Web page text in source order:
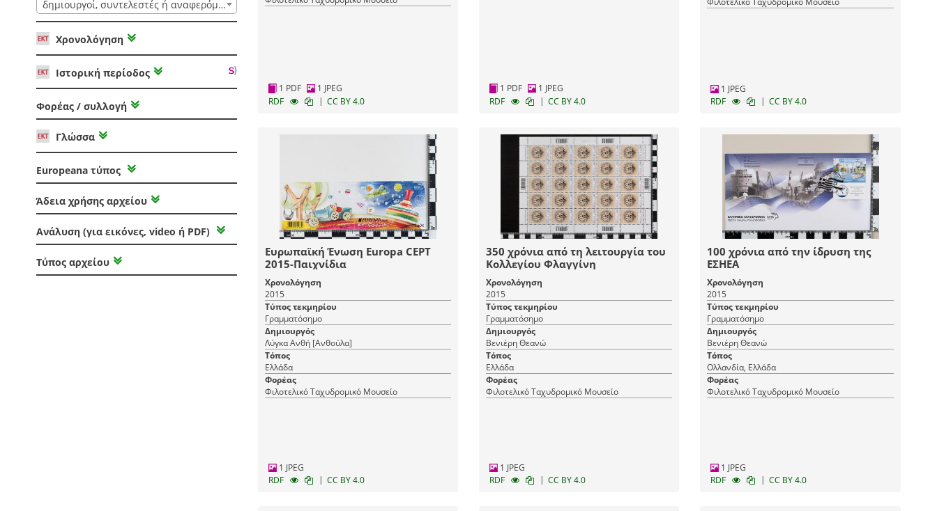
δημιουργοί, συντελεστές ή αναφερόμενοι
Χρονολόγηση
Ιστορική περίοδος
Φορέας / συλλογή
Γλώσσα
Europeana τύπος
Άδεια χρήσης αρχείου
Ανάλυση (για εικόνες, video ή PDF)
Τύπος αρχείου
1 PDF
1 JPEG
RDF
| CC BY 4.0
1 PDF
1 JPEG
RDF
| CC BY 4.0
1 JPEG
RDF
| CC BY 4.0
Ευρωπαϊκή Ένωση Europa CEPT
2015-Παιχνίδια
Χρονολόγηση
2015
Τύπος τεκμηρίου
Γραμματόσημο
Δημιουργός
Λύγκα Ανθή [Ανθούλα]
Τόπος
Ελλάδα
Φορέας
Φιλοτελικό Ταχυδρομικό Μουσείο
1 JPEG
RDF
| CC BY 4.0
350 χρόνια από τη λειτουργία του
Κολλεγίου Φλαγγίνη
Χρονολόγηση
2015
Τύπος τεκμηρίου
Γραμματόσημο
Δημιουργός
Βενιέρη Θεανώ
Τόπος
Ελλάδα
Φορέας
Φιλοτελικό Ταχυδρομικό Μουσείο
1 JPEG
RDF
| CC BY 4.0
100 χρόνια από την ίδρυση της
ΕΣΗΕΑ
Χρονολόγηση
2015
Τύπος τεκμηρίου
Γραμματόσημο
Δημιουργός
Βενιέρη Θεανώ
Τόπος
Ολλανδία, Ελλάδα
Φορέας
Φιλοτελικό Ταχυδρομικό Μουσείο
1 JPEG
RDF
| CC BY 4.0